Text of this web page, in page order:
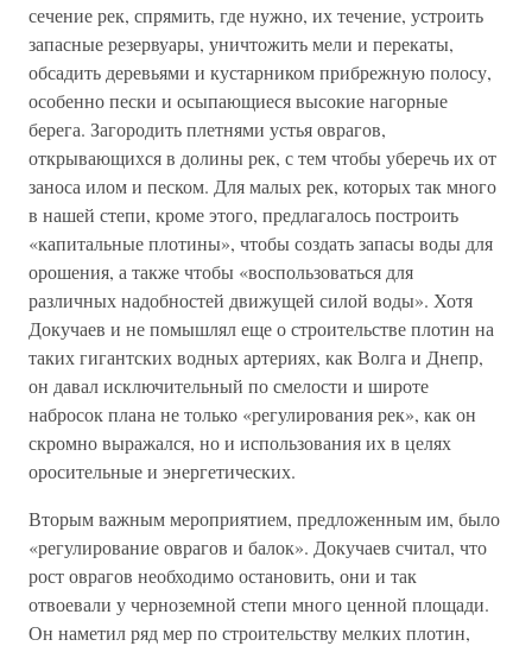
сечение рек, спрямить, где нужно, их течение, устроить
запасные резервуары, уничтожить мели и перекаты,
обсадить деревьями и кустарником прибрежную полосу,
особенно пески и осыпающиеся высокие нагорные
берега. Загородить плетнями устья оврагов,
открывающихся в долины рек, с тем чтобы уберечь их от
заноса илом и песком. Для малых рек, которых так много
в нашей степи, кроме этого, предлагалось построить
«капитальные плотины», чтобы создать запасы воды для
орошения, а также чтобы «воспользоваться для
различных надобностей движущей силой воды». Хотя
Докучаев и не помышлял еще о строительстве плотин на
таких гигантских водных артериях, как Волга и Днепр,
он давал исключительный по смелости и широте
набросок плана не только «регулирования рек», как он
скромно выражался, но и использования их в целях
оросительные и энергетических.
Вторым важным мероприятием, предложенным им, было
«регулирование оврагов и балок». Докучаев считал, что
рост оврагов необходимо остановить, они и так
отвоевали у черноземной степи много ценной площади.
Он наметил ряд мер по строительству мелких плотин,